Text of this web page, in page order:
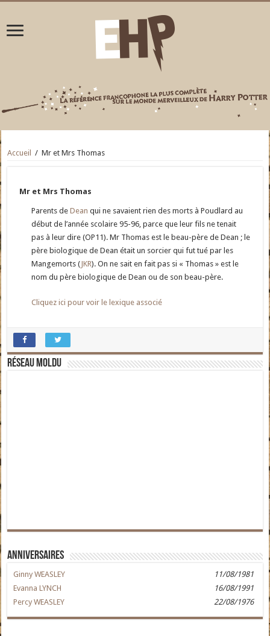
Accueil / Mr et Mrs Thomas
Mr et Mrs Thomas
Parents deDean qui ne savaient rien des morts à Poudlard au
début de l’année scolaire 95-96, parce que leur fils ne tenait
pas à leur dire (OP11). Mr Thomas est le beau-père de Dean ; le
père biologique de Dean était un sorcier qui fut tué par les
Mangemorts (JKR). On ne sait en fait pas si « Thomas » est le
nom du père biologique de Dean ou de son beau-père.
Cliquez ici pour voir le lexique associé
Réseau moldu
Anniversaires
Ginny WEASLEY
11/08/1981
Evanna LYNCH
16/08/1991
Percy WEASLEY
22/08/1976